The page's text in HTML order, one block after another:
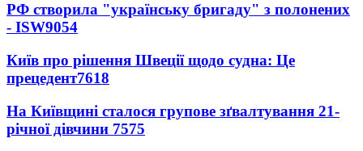
РФ створила "українську бригаду" з полонених
- ISW9054
Київ про рішення Швеції щодо судна: Це
прецедент7618
На Київщині сталося групове зґвалтування 21-
річної дівчини 7575